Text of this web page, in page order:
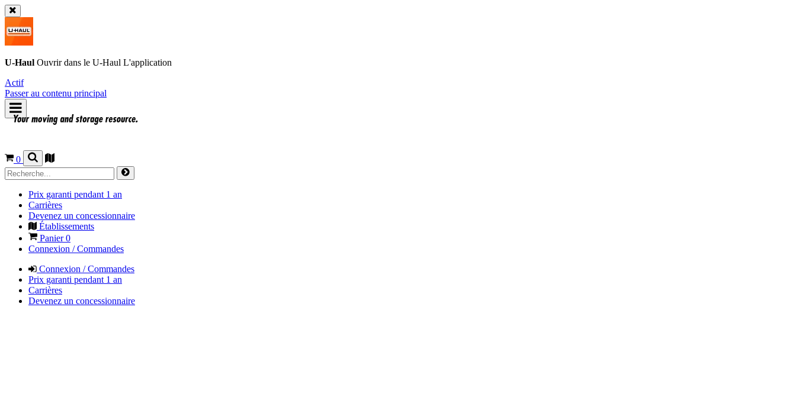
U-Haul Ouvrir dans le U-Haul L'application
Actif
Passer au contenu principal
0
Prix garanti pendant 1 an
Carrières
Devenez un concessionnaire
Établissements
Panier0
Connexion / Commandes
Connexion / Commandes
Prix garanti pendant 1 an
Carrières
Devenez un concessionnaire